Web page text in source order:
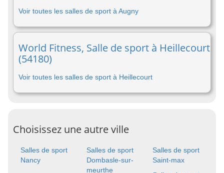
Voir toutes les salles de sport à Augny
World Fitness, Salle de sport à Heillecourt
(54180)
Voir toutes les salles de sport à Heillecourt
Choisissez une autre ville
Salles de sport
Nancy
Salles de sport
Dombasle-sur-
meurthe
Salles de sport
Saint-max